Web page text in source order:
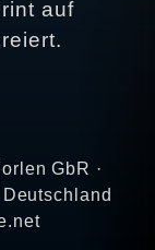
auf
GbR ·